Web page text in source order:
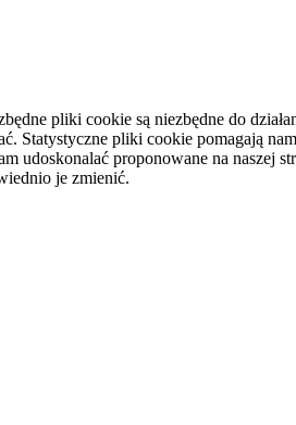
pliki cookie są niezbędne do
Statystyczne pliki cookie pomagają
proponowane na naszej
je zmienić.